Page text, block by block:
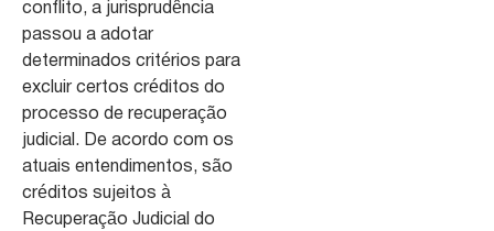
conflito, a jurisprudência
passou a adotar
determinados critérios para
excluir certos créditos do
processo de recuperação
judicial. De acordo com os
atuais entendimentos, são
créditos sujeitos à
Recuperação Judicial do